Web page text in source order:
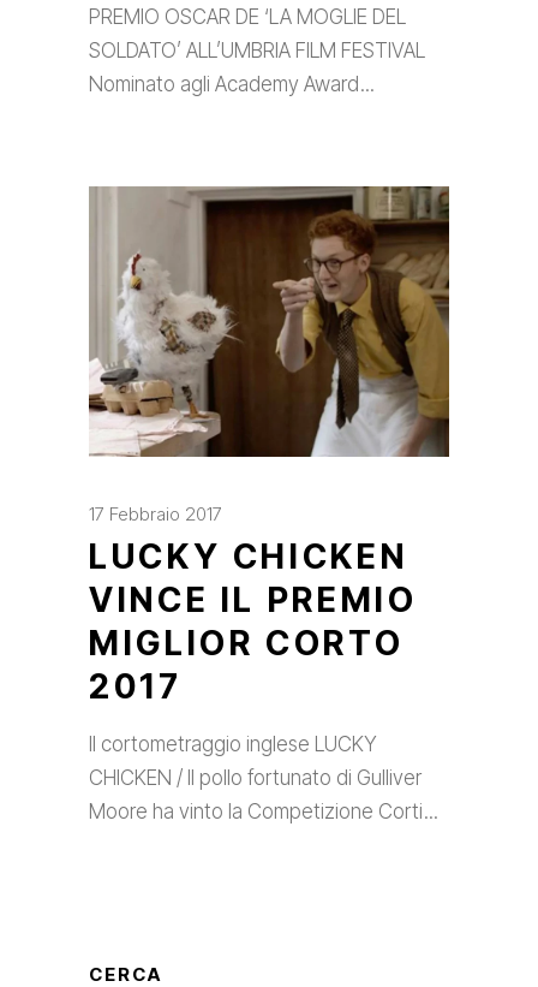
PREMIO OSCAR DE ‘LA MOGLIE DEL
SOLDATO’ ALL’UMBRIA FILM FESTIVAL
Nominato agli Academy Award
17 Febbraio 2017
LUCKY CHICKEN
VINCE IL PREMIO
MIGLIOR CORTO
2017
Il cortometraggio inglese LUCKY
CHICKEN / Il pollo fortunato di Gulliver
Moore ha vinto la Competizione Corti
CERCA